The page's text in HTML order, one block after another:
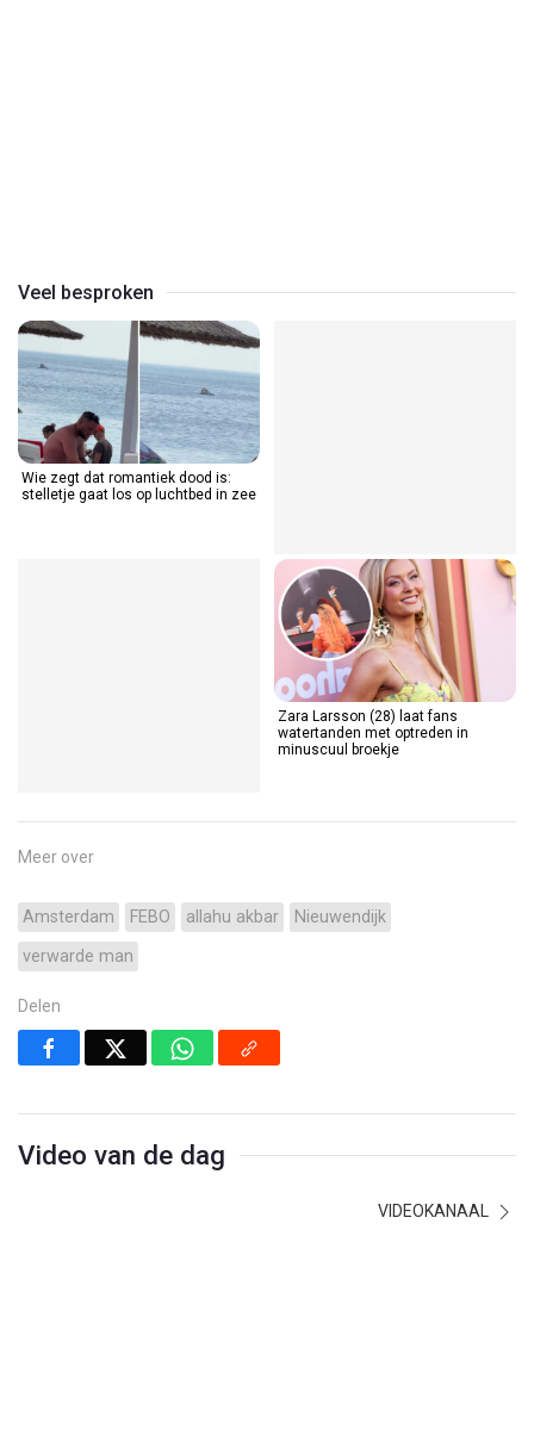
Veel besproken
Wie zegt dat romantiek dood is:
stelletje gaat los op luchtbed in zee
Zara Larsson (28) laat fans
watertanden met optreden in
minuscuul broekje
Meer over
Amsterdam FEBO allahu akbar
Nieuwendijk
verwarde man
Delen
Video van de dag
VIDEOKANAAL